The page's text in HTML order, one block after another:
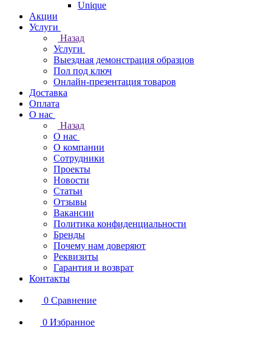
Unique
Акции
Услуги
Назад
Услуги
Выездная демонстрация образцов
Пол под ключ
Онлайн-презентация товаров
Доставка
Оплата
О нас
Назад
О нас
О компании
Сотрудники
Проекты
Новости
Статьи
Отзывы
Вакансии
Политика конфиденциальности
Бренды
Почему нам доверяют
Реквизиты
Гарантия и возврат
Контакты
0 Сравнение
0 Избранное